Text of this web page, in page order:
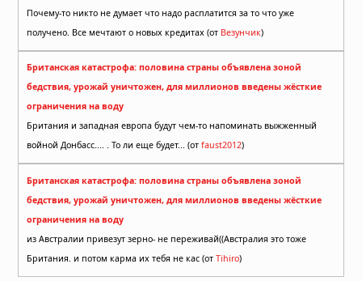
Почему-то никто не думает что надо расплатится за то что уже
получено. Все мечтают о новых кредитах (от Везунчик)
Британская катастрофа: половина страны объявлена зоной
бедствия, урожай уничтожен, для миллионов введены жёсткие
ограничения на воду
Британия и западная европа будут чем-то напоминать выжженный
войной Донбасс.... . То ли еще будет... (от faust2012)
Британская катастрофа: половина страны объявлена зоной
бедствия, урожай уничтожен, для миллионов введены жёсткие
ограничения на воду
из Австралии привезут зерно- не переживай((Австралия это тоже
Британия. и потом карма их тебя не кас (от Tihiro)